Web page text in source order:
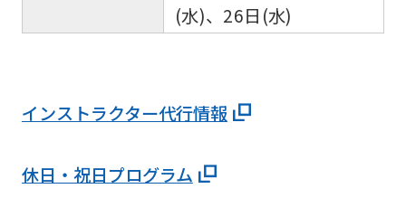
(水)、26日(水)
インストラクター代行情報
休日・祝日プログラム